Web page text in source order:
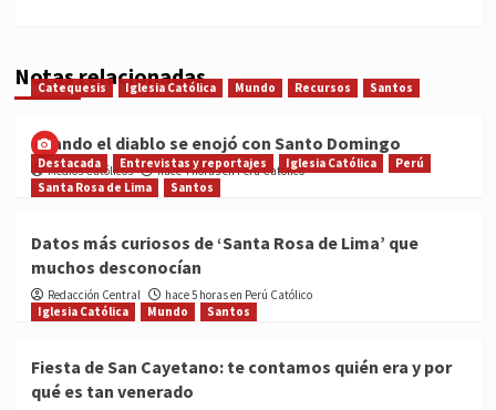
Notas relacionadas
Catequesis Iglesia Católica Mundo Recursos Santos
Cuando el diablo se enojó con Santo Domingo
Medios Católicos hace 4 horas en Perú Católico
Destacada Entrevistas y reportajes Iglesia Católica
Perú
Santa Rosa de Lima
Santos
Datos más curiosos de ‘Santa Rosa de Lima’ que
muchos desconocían
Redacción Central
hace 5 horas en Perú Católico
Iglesia Católica
Mundo Santos
Fiesta de San Cayetano: te contamos quién era y por
qué es tan venerado